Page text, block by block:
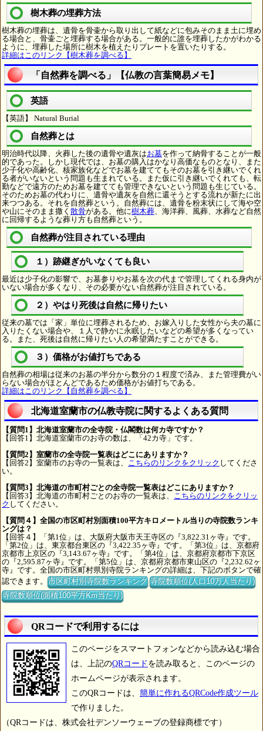
樹木葬の埋葬方法
樹木葬の埋葬は、遺骨を骨壷から取り出して紙などに包みそのまま土に埋め
る場合と、骨壷ごと埋葬する場合がある。一般的に誰を埋葬したかがわかる
ように、埋葬した場所に樹木を植えたりプレートを置いたりする。
詳細はこのリンク【樹木葬を調べる】
「自然葬を調べる」【仏教の言葉簡易メモ】
英語
【英語】 Natural Burial
自然葬とは
明治時代以降、火葬した後の遺骨や遺灰はお墓を作って納骨することが一般
的であった。しかし現代では、お墓の購入はかなり高価なものとなり、また
少子化や高齢化、核家族化などでお墓を建ててもそのお墓を引き継いでくれ
る者がいないという問題も生まれている。また仮に引き継いでくれても、転
勤などで遠方のためお墓を建てても管理できないという問題も生じている。
そのためお墓の代わりに、遺骨や遺灰を自然に還そうとする流れが新たに出
来つつある。それを自然葬という。自然葬には、遺骨を粉末状にして海や空
や山にそのまま撒く 散骨がある。他に樹木葬 、海洋葬、風葬、水葬など自然
に回帰するような葬り方も自然葬という。
自然葬が注目されている理由
１）跡継ぎがいなくても良い
最近は少子化の影響で、お墓参りやお墓を次の代まで管理してくれる身内が
いない場合が多くなり、その必要がない自然葬が注目されている。
２）やはり死後は自然に帰りたい
従来の墓では「家」単位に埋葬されるため、お嫁入りした女性から夫の墓に
入りたくない場合や、１人で静かに永眠したいなどの希望が多くなってい
る。また、死後は自然に帰りたい人の希望満たすことができる。
３）価格がお値打ちである
自然葬の相場は従来のお墓の半分から数分の１程度で済み、また管理費がい
らない場合がほとんどであるため価格がお値打ちである。
詳細はこのリンク【自然葬を調べる】
北海道室蘭市の仏教寺院に関するよくある質問
【質問1】北海道室蘭市の全寺院・仏閣数は何カ寺ですか？
【回答1】北海道室蘭市のお寺の数は、「42カ寺」です。
【質問2】室蘭市の全寺院一覧表はどこにありますか？
【回答2】室蘭市のお寺の一覧表は、
こちらのリンクをクリック してくださ
い。
【質問3】北海道の市町村ごとの全寺院一覧表はどこにありますか？
【回答3】北海道の市町村ごとのお寺の一覧表は、
こちらのリンクをクリッ
ク してください。
【質問４】全国の市区町村別面積100平方キロメートル当りの寺院数ランキ
ングは？
【回答４】「第1位」は、大阪府大阪市天王寺区の『3,822.31ヶ寺』です。
「第2位」は、東京都台東区の『3,422.35ヶ寺』です。「第3位」は、京都府
京都市上京区の『3,143.67ヶ寺』です。「第4位」は、京都府京都市下京区
の『2,595.87ヶ寺』です。「第5位」は、京都府京都市東山区の『2,232.62ヶ
寺』です。全国の市区町村県別寺院ランキングの詳細は、下記のボタンで確
認できます。市区町村別寺院数ランキング 寺院数順位(人口10万人当たり)
寺院数順位(面積100平方Km当たり)
QRコードで利用するには
このページをスマートフォンなどから読み込む場合
は、上記のQRコード を読み取ると、このページの
ホームページが表示されます。
このQRコードは、 簡単に作れるQRCode作成ツール
で作りました。
（QRコードは、株式会社デンソーウェーブの登録商標です）